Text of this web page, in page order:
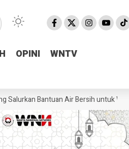
OPINI
WNTV
OPINI
WNTV
Bantuan Air Bersih untuk Warga